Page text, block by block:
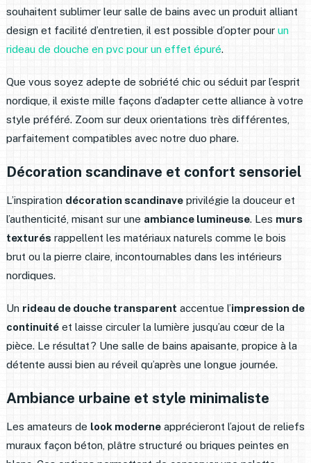
souhaitent sublimer leur salle de bains avec un produit alliant
design et facilité d’entretien, il est possible d’opter pour un
rideau de douche en pvc pour un effet épuré.
Que vous soyez adepte de sobriété chic ou séduit par l’esprit
nordique, il existe mille façons d’adapter cette alliance à votre
style préféré. Zoom sur deux orientations très différentes,
parfaitement compatibles avec notre duo phare.
Décoration scandinave et confort sensoriel
L’inspiration décoration scandinaveprivilégie la douceur et
l’authenticité, misant sur une ambiance lumineuse. Les murs
texturésrappellent les matériaux naturels comme le bois
brut ou la pierre claire, incontournables dans les intérieurs
nordiques.
Un rideau de douche transparent accentue l’impression de
continuitéet laisse circuler la lumière jusqu’au cœur de la
pièce. Le résultat ? Une salle de bains apaisante, propice à la
détente aussi bien au réveil qu’après une longue journée.
Ambiance urbaine et style minimaliste
Les amateurs de look moderneapprécieront l’ajout de reliefs
muraux façon béton, plâtre structuré ou briques peintes en